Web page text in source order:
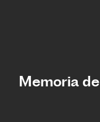
Memoria de